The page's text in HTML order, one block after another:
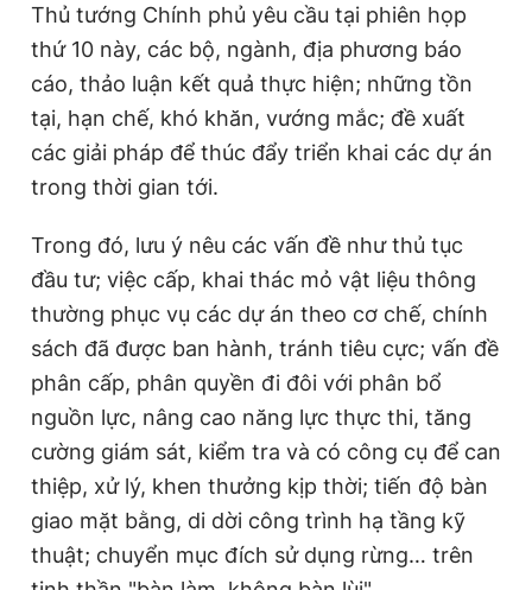
Thủ tướng Chính phủ yêu cầu tại phiên họp
thứ 10 này, các bộ, ngành, địa phương báo
cáo, thảo luận kết quả thực hiện; những tồn
tại, hạn chế, khó khăn, vướng mắc; đề xuất
các giải pháp để thúc đẩy triển khai các dự án
trong thời gian tới.
Trong đó, lưu ý nêu các vấn đề như thủ tục
đầu tư; việc cấp, khai thác mỏ vật liệu thông
thường phục vụ các dự án theo cơ chế, chính
sách đã được ban hành, tránh tiêu cực; vấn đề
phân cấp, phân quyền đi đôi với phân bổ
nguồn lực, nâng cao năng lực thực thi, tăng
cường giám sát, kiểm tra và có công cụ để can
thiệp, xử lý, khen thưởng kịp thời; tiến độ bàn
giao mặt bằng, di dời công trình hạ tầng kỹ
thuật; chuyển mục đích sử dụng rừng… trên